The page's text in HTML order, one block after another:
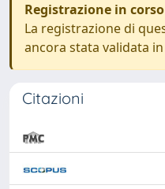
Registrazione in
La registrazione di
ancora stata validata in
Citazioni